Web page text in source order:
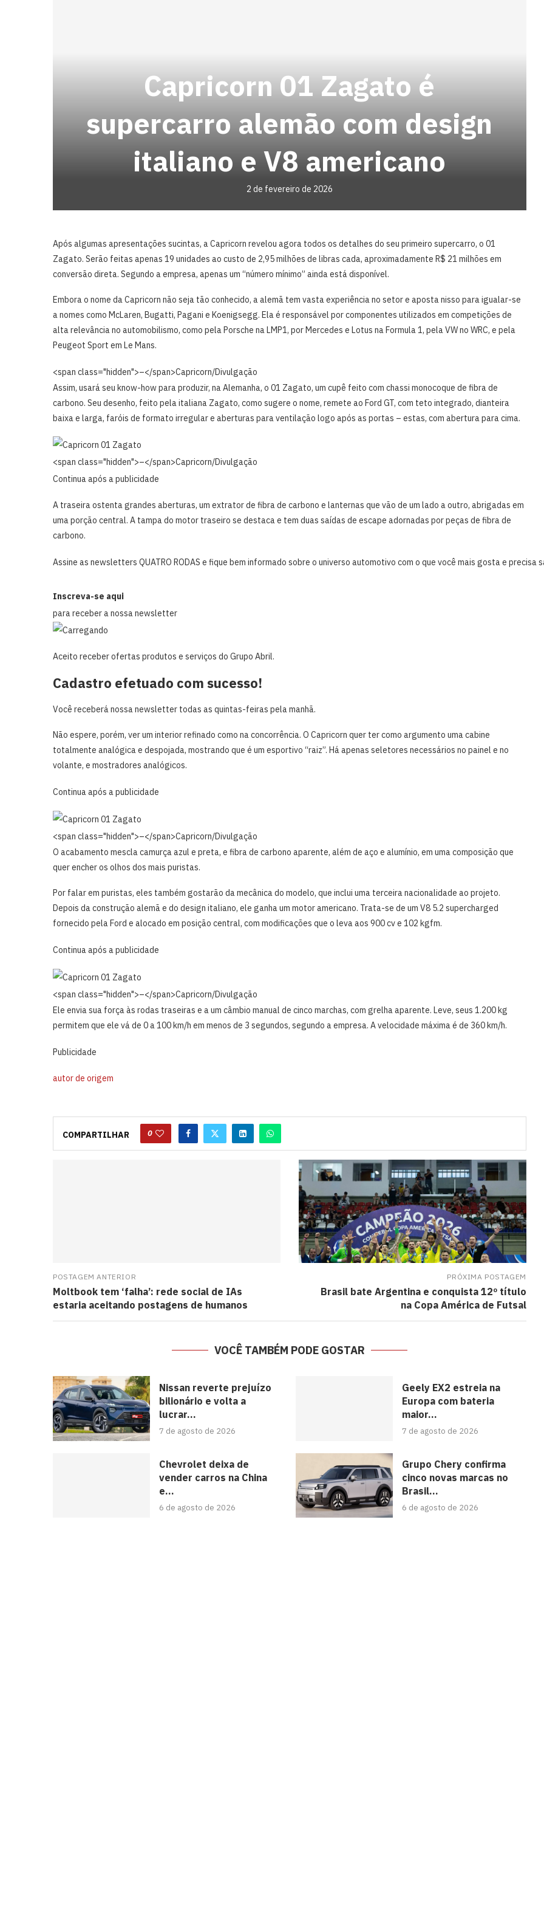
Capricorn 01 Zagato é
supercarro alemão com design
italiano e V8 americano
2 de fevereiro de 2026
Após algumas apresentações sucintas, a Capricorn revelou agora todos os detalhes do seu primeiro supercarro, o 01
Zagato. Serão feitas apenas 19 unidades ao custo de 2,95 milhões de libras cada, aproximadamente R$ 21 milhões em
conversão direta. Segundo a empresa, apenas um “número mínimo” ainda está disponível.
Embora o nome da Capricorn não seja tão conhecido, a alemã tem vasta experiência no setor e aposta nisso para igualar-se
a nomes como McLaren, Bugatti, Pagani e Koenigsegg. Ela é responsável por componentes utilizados em competições de
alta relevância no automobilismo, como pela Porsche na LMP1, por Mercedes e Lotus na Formula 1, pela VW no WRC, e pela
Peugeot Sport em Le Mans.
<span class="hidden">–</span>Capricorn/Divulgação
Assim, usará seu know-how para produzir, na Alemanha, o 01 Zagato, um cupê feito com chassi monocoque de fibra de
carbono. Seu desenho, feito pela italiana Zagato, como sugere o nome, remete ao Ford GT, com teto integrado, dianteira
baixa e larga, faróis de formato irregular e aberturas para ventilação logo após as portas – estas, com abertura para cima.
<span class="hidden">–</span>Capricorn/Divulgação
Continua após a publicidade
A traseira ostenta grandes aberturas, um extrator de fibra de carbono e lanternas que vão de um lado a outro, abrigadas em
uma porção central. A tampa do motor traseiro se destaca e tem duas saídas de escape adornadas por peças de fibra de
carbono.
Assine as newsletters QUATRO RODAS e fique bem informado sobre o universo automotivo com o que você mais gosta e precisa
Inscreva-se aqui
para receber a nossa newsletter
Aceito receber ofertas produtos e serviços do Grupo Abril.
Cadastro efetuado com sucesso!
Você receberá nossa newsletter todas as quintas-feiras pela manhã.
Não espere, porém, ver um interior refinado como na concorrência. O Capricorn quer ter como argumento uma cabine
totalmente analógica e despojada, mostrando que é um esportivo “raiz”. Há apenas seletores necessários no painel e no
volante, e mostradores analógicos.
Continua após a publicidade
<span class="hidden">–</span>Capricorn/Divulgação
O acabamento mescla camurça azul e preta, e fibra de carbono aparente, além de aço e alumínio, em uma composição que
quer encher os olhos dos mais puristas.
Por falar em puristas, eles também gostarão da mecânica do modelo, que inclui uma terceira nacionalidade ao projeto.
Depois da construção alemã e do design italiano, ele ganha um motor americano. Trata-se de um V8 5.2 supercharged
fornecido pela Ford e alocado em posição central, com modificações que o leva aos 900 cv e 102 kgfm.
Continua após a publicidade
<span class="hidden">–</span>Capricorn/Divulgação
Ele envia sua força às rodas traseiras e a um câmbio manual de cinco marchas, com grelha aparente. Leve, seus 1.200 kg
permitem que ele vá de 0 a 100 km/h em menos de 3 segundos, segundo a empresa. A velocidade máxima é de 360 km/h.
Publicidade
autor de origem
COMPARTILHAR 0
POSTAGEM ANTERIOR
Moltbook tem ‘falha’: rede social de IAs
estaria aceitando postagens de humanos
PRÓXIMA POSTAGEM
Brasil bate Argentina e conquista 12º título
na Copa América de Futsal
VOCÊ TAMBÉM PODE GOSTAR
Nissan reverte prejuízo
bilionário e volta a
lucrar...
7 de agosto de 2026
Geely EX2 estreia na
Europa com bateria
maior...
7 de agosto de 2026
Chevrolet deixa de
vender carros na China
e...
6 de agosto de 2026
Grupo Chery confirma
cinco novas marcas no
Brasil...
6 de agosto de 2026